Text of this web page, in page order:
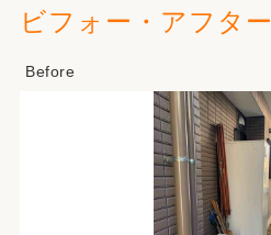
ビフォー・アフター